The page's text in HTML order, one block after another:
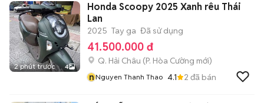
2 phút trước 4
Honda Scoopy 2025 Xanh rêu Thái
Lan
2025 Tay ga Đã sử dụng
41.500.000 đ
Q. Hải Châu (P. Hòa Cường mới)
nNguyen Thanh Thao 4.1 2 đã bán